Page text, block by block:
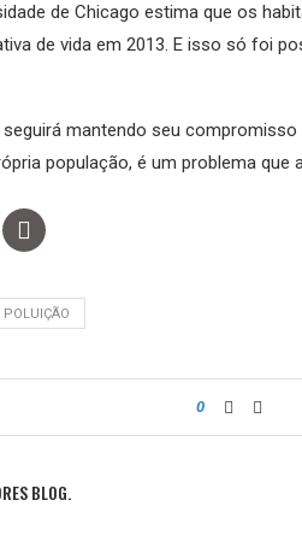
de Chicago estima que os
de vida em 2013. E isso só foi
seguirá mantendo seu
população, é um problema que
POLUIÇÃO
0
BLOG.